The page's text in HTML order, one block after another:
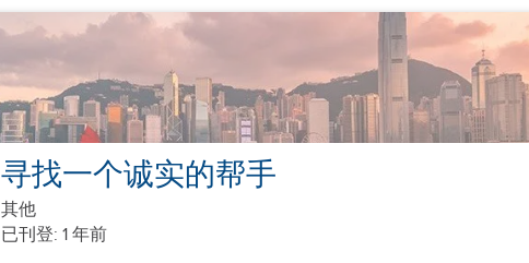
寻找一个诚实的帮手
其他
已刊登: 1 年前